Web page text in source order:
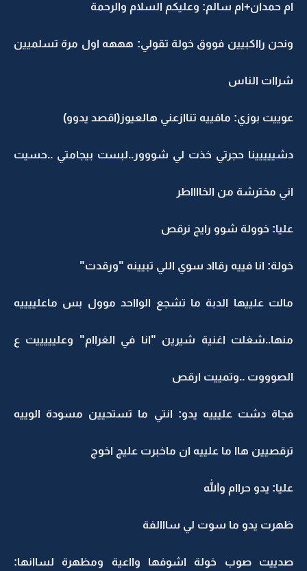
ام حمدان+ام سالم: وعليكم السلام والرحمة
ونحن رااكبيين فووق خولة تقولي: هههه اول مرة تسلميين
شراات الناس
عوييت بوزي: مافييه تناازعني هالعيوز(اقصد يدوو)
دشييييينا حجرتي خذت لي شووور..لبست بيجامتي ..حسيت
اني مخترشة من الخااااطر
عليا: خوولة شوو رايج نرقص
خولة: انا فييه رقااد سوي اللي تبيينه "ورقدت"
مالت علييها الدبة ما تشجع الوااحد موول بس ماعلييييه
منها..شغلت اغنية شيرين "انا في الغراام" وعليييييت ع
الصوووت ..وتمييت ارقص
فجاة دشت عليييه يدو: انتي ما تستحيين مسودة الوييه
ترقصيين هاا ما علييه ان ماخبرت عليج اخوج
عليا: يدو حراام والله
ظهرت يدو ما سوت لي سااالفة
صدييت صوب خولة اشوفها وااعية ومظهرة لساانها: